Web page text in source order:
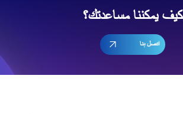
كيف يمكننا مساعدتك؟
اتصل بنا